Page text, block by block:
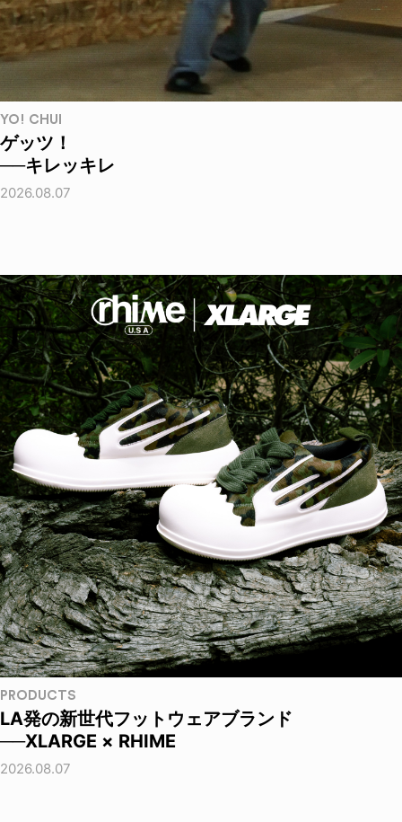
YO! CHUI
ゲッツ！
──キレッキレ
2026.08.07
PRODUCTS
LA発の新世代フットウェアブランド
──XLARGE × RHIME
2026.08.07